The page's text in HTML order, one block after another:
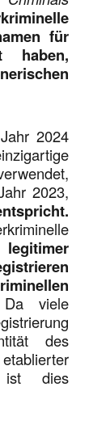
für
haben,
2024
2023,
viele
des
ist dies